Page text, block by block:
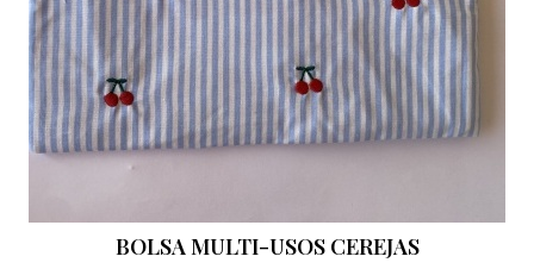
BOLSA MULTI-USOS CEREJAS